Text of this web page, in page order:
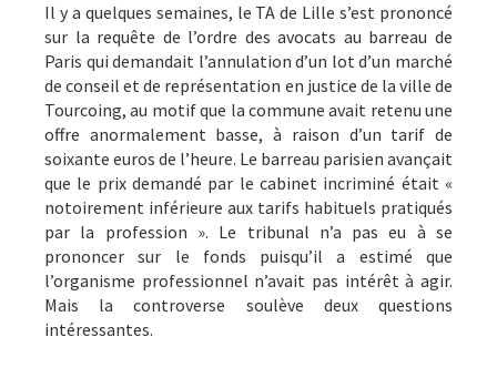
Il y a quelques semaines, le TA de Lille s’est prononcé
sur la requête de l’ordre des avocats au barreau de
Paris qui demandait l’annulation d’un lot d’un marché
de conseil et de représentation en justice de la ville de
Tourcoing, au motif que la commune avait retenu une
offre anormalement basse, à raison d’un tarif de
soixante euros de l’heure. Le barreau parisien avançait
que le prix demandé par le cabinet incriminé était «
notoirement inférieure aux tarifs habituels pratiqués
par la profession ». Le tribunal n’a pas eu à se
prononcer sur le fonds puisqu’il a estimé que
l’organisme professionnel n’avait pas intérêt à agir.
Mais la controverse soulève deux questions
intéressantes.